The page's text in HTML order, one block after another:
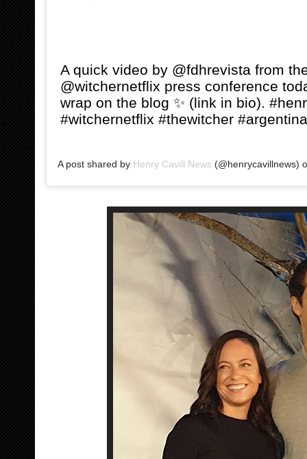
A quick video by @fdhrevista from
@witchernetflix press conference
wrap on the blog ✨ (link in bio).
#witchernetflix #thewitcher #argentina
A post shared by Henry Cavill News (@henrycavillnews)